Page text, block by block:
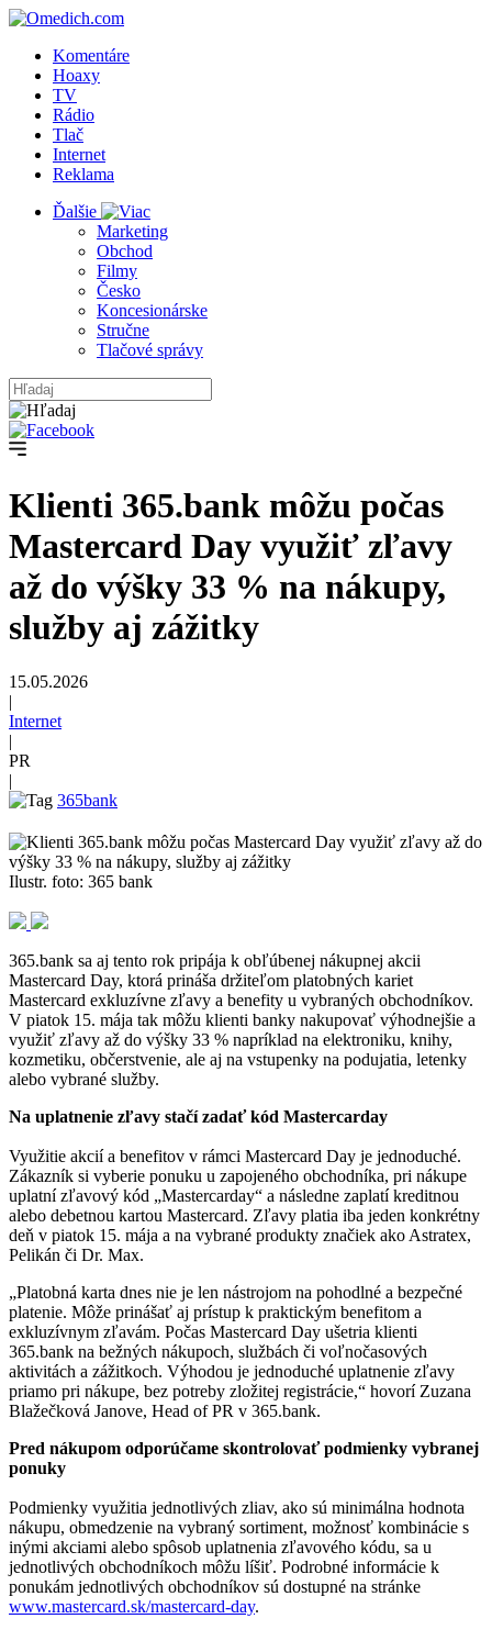
Komentáre
Hoaxy
TV
Rádio
Tlač
Internet
Reklama
Ďalšie
Marketing
Obchod
Filmy
Česko
Koncesionárske
Stručne
Tlačové správy
Klienti 365.bank môžu počas
Mastercard Day využiť zľavy
až do výšky 33 % na nákupy,
služby aj zážitky
15.05.2026
|
Internet
|
PR
|
365bank
Ilustr. foto: 365 bank
365.bank sa aj tento rok pripája k obľúbenej nákupnej akcii
Mastercard Day, ktorá prináša držiteľom platobných kariet
Mastercard exkluzívne zľavy a benefity u vybraných obchodníkov.
V piatok 15. mája tak môžu klienti banky nakupovať výhodnejšie a
využiť zľavy až do výšky 33 % napríklad na elektroniku, knihy,
kozmetiku, občerstvenie, ale aj na vstupenky na podujatia, letenky
alebo vybrané služby.
Na uplatnenie zľavy stačí zadať kód Mastercarday
Využitie akcií a benefitov v rámci Mastercard Day je jednoduché.
Zákazník si vyberie ponuku u zapojeného obchodníka, pri nákupe
uplatní zľavový kód „Mastercarday“ a následne zaplatí kreditnou
alebo debetnou kartou Mastercard. Zľavy platia iba jeden konkrétny
deň v piatok 15. mája a na vybrané produkty značiek ako Astratex,
Pelikán či Dr. Max.
„Platobná karta dnes nie je len nástrojom na pohodlné a bezpečné
platenie. Môže prinášať aj prístup k praktickým benefitom a
exkluzívnym zľavám. Počas Mastercard Day ušetria klienti
365.bank na bežných nákupoch, službách či voľnočasových
aktivitách a zážitkoch. Výhodou je jednoduché uplatnenie zľavy
priamo pri nákupe, bez potreby zložitej registrácie,“ hovorí Zuzana
Blažečková Janove, Head of PR v 365.bank.
Pred nákupom odporúčame skontrolovať podmienky vybranej
ponuky
Podmienky využitia jednotlivých zliav, ako sú minimálna hodnota
nákupu, obmedzenie na vybraný sortiment, možnosť kombinácie s
inými akciami alebo spôsob uplatnenia zľavového kódu, sa u
jednotlivých obchodníkoch môžu líšiť. Podrobné informácie k
ponukám jednotlivých obchodníkov sú dostupné na stránke
www.mastercard.sk/mastercard-day.